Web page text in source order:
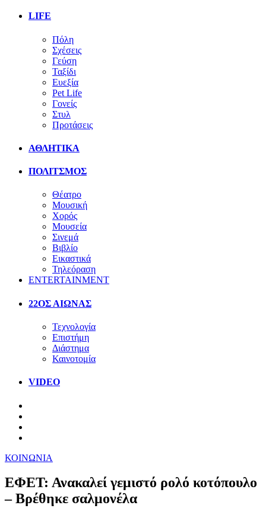
LIFE
Πόλη
Σχέσεις
Γεύση
Ταξίδι
Ευεξία
Pet Life
Γονείς
Στυλ
Προτάσεις
ΑΘΛΗΤΙΚΑ
ΠΟΛΙΤΣΜΟΣ
Θέατρο
Μουσική
Χορός
Μουσεία
Σινεμά
Βιβλίο
Εικαστικά
Τηλεόραση
ENTERTAINMENT
22ΟΣ ΑΙΩΝΑΣ
Τεχνολογία
Επιστήμη
Διάστημα
Καινοτομία
VIDEO
ΚΟΙΝΩΝΙΑ
ΕΦΕΤ: Ανακαλεί γεμιστό ρολό κοτόπουλο
– Βρέθηκε σαλμονέλα